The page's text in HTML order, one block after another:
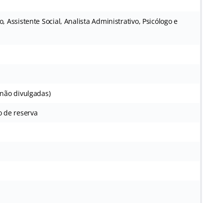
Assistente Social, Analista Administrativo, Psicólogo e
divulgadas)
de reserva